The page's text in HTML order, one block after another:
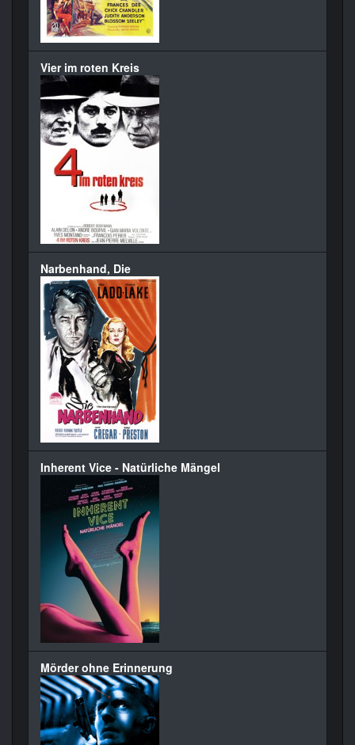
Vier im roten Kreis
Narbenhand, Die
Inherent Vice - Natürliche Mängel
Mörder ohne Erinnerung